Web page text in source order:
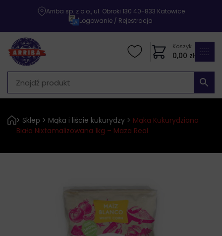
Arriba sp. z o.o., ul. Obroki 130 40-833 Katowice
|Logowanie / Rejestracja
Koszyk
0,00 zł
> Sklep > Mąka i liście kukurydzy > Mąka Kukurydziana
Biała Nixtamalizowana 1kg – Maza Real